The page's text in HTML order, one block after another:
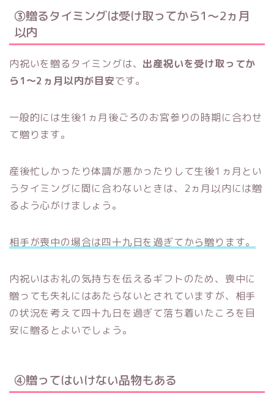
③贈るタイミングは受け取ってから1〜2ヵ月
以内
内祝いを贈るタイミングは、 出産祝いを受け取ってか
ら1～2ヵ月以内が目安です。
一般的には生後1ヵ月後ごろのお宮参りの時期に合わせ
て贈ります。
産後忙しかったり体調が悪かったりして生後1ヵ月とい
うタイミングに間に合わないときは、2ヵ月以内には贈
るよう心がけましょう。
相手が喪中の場合は四十九日を過ぎてから贈ります。
内祝いはお礼の気持ちを伝えるギフトのため、喪中に
贈っても失礼にはあたらないとされていますが、相手
の状況を考えて四十九日を過ぎて落ち着いたころを目
安に贈るとよいでしょう。
④贈ってはいけない品物もある